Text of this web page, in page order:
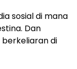
sosial di mana
Dan
di